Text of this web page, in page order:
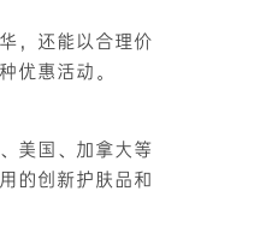
，还能以合理价
优惠活动。
美国、加拿大等
的创新护肤品和